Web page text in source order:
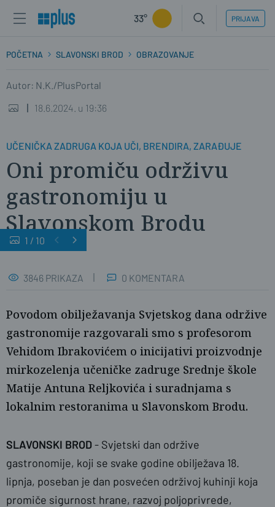
33° PRIJAVA
POČETNA SLAVONSKI BROD OBRAZOVANJE
Autor: N.K./PlusPortal
18.6.2024. u 19:36
UČENIČKA ZADRUGA KOJA UČI, BRENDIRA, ZARAĐUJE
Oni promiču održivu
gastronomiju u
Slavonskom Brodu
1 / 10
3846 PRIKAZA 0 KOMENTARA
Povodom obilježavanja Svjetskog dana održive
gastronomije razgovarali smo s profesorom
Vehidom Ibrakovićem o inicijativi proizvodnje
mirkozelenja učeničke zadruge Srednje škole
Matije Antuna Reljkovića i suradnjama s
lokalnim restoranima u Slavonskom Brodu.
SLAVONSKI BROD- Svjetski dan održive
gastronomije, koji se svake godine obilježava 18.
lipnja, poseban je dan posvećen održivoj kuhinji koja
promiče sigurnost hrane, razvoj poljoprivrede,